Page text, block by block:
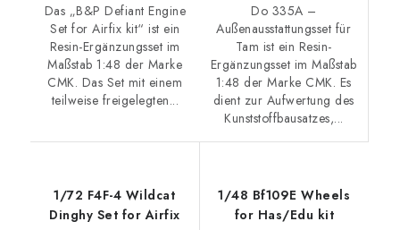
Das „B&P Defiant Engine
Set for Airfix kit“ ist ein
Resin-Ergänzungsset im
Maßstab 1:48 der Marke
CMK. Das Set mit einem
teilweise freigelegten...
Do 335A –
Außenausstattungsset für
Tam ist ein Resin-
Ergänzungsset im Maßstab
1:48 der Marke CMK. Es
dient zur Aufwertung des
Kunststoffbausatzes,...
1/72 F4F-4 Wildcat
Dinghy Set for Airfix
1/48 Bf109E Wheels
for Has/Edu kit